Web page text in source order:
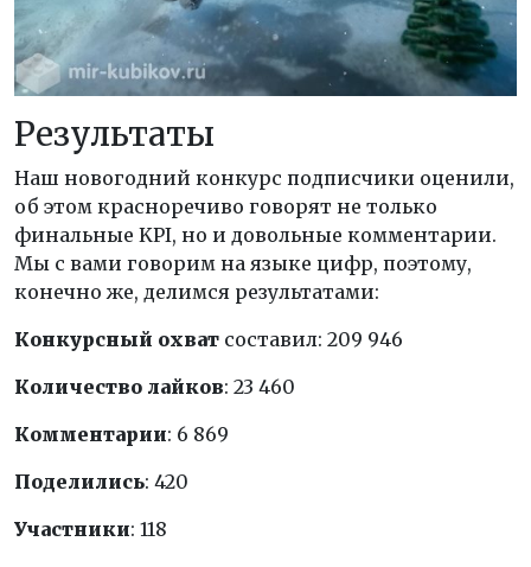
Результаты
Наш новогодний конкурс подписчики оценили,
об этом красноречиво говорят не только
финальные KPI, но и довольные комментарии.
Мы с вами говорим на языке цифр, поэтому,
конечно же, делимся результатами:
Конкурсный охват составил: 209 946
Количество лайков: 23 460
Комментарии: 6 869
Поделились: 420
Участники: 118